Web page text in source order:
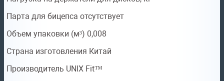
Парта для бицепса отсутствует
Объем упаковки (м³) 0,008
Страна изготовления Китай
Производитель UNIX Fit™